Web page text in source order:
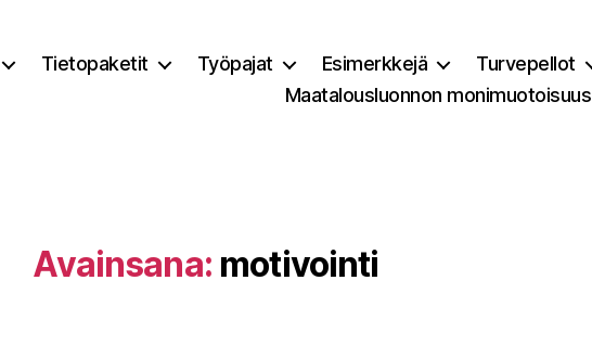
Tietopaketit Työpajat Esimerkkejä Turvepellot
Maatalousluonnon monimuotoisuus
Avainsana: motivointi